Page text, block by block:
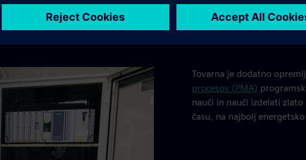
Tovarna je dodatno
procesov (PMA)
nauči in nauči izdelati
času, na najbolj